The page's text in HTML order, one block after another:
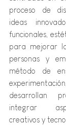
proceso de
ideas
funcionales,
para mejorar
personas y
método de
desarrollan
integrar
creativos y